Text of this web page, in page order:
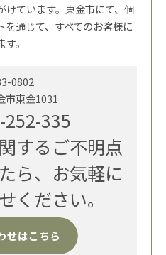
けています。東金市にて、個
通じて、すべてのお客様に
。
0802
市東金1031
252-335
するご不明点
ら、お気軽に
ください。
せはこちら